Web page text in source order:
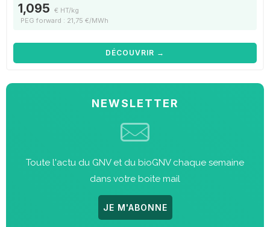
1,095 € HT/kg
PEG forward : 21,75 €/MWh
DÉCOUVRIR →
NEWSLETTER
Toute l'actu du GNV et du bioGNV chaque semaine
dans votre boite mail
JE M'ABONNE